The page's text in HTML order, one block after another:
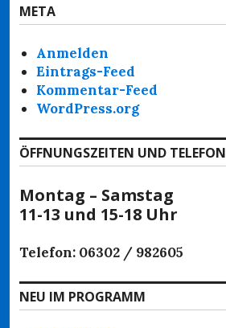
META
Anmelden
Eintrags-Feed
Kommentar-Feed
WordPress.org
ÖFFNUNGSZEITEN UND TELEFON
Montag – Samstag
11-13 und 15-18 Uhr
Telefon: 06302 / 982605
NEU IM PROGRAMM